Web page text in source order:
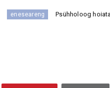
Psühholoog hoiatab: need neli